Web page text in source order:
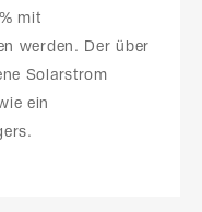
mit
werden. Der über
Solarstrom
ein